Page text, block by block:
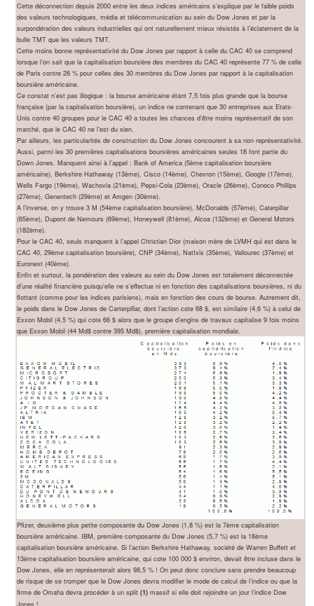
Cette déconnection depuis 2000 entre les deux indices américains s’explique par le faible poids
des valeurs technologiques, média et télécommunication au sein du Dow Jones et par la
surpondération des valeurs industrielles qui ont naturellement mieux résistés à l’éclatement de la
bulle TMT que les valeurs TMT.
Cette moins bonne représentativité du Dow Jones par rapport à celle du CAC 40 se comprend
lorsque l’on sait que la capitalisation boursière des membres du CAC 40 représente 77 % de celle
de Paris contre 26 % pour celles des 30 membres du Dow Jones par rapport à la capitalisation
boursière américaine.
Ce constat n’est pas illogique : la bourse américaine étant 7,5 fois plus grande que la bourse
française (par la capitalisation boursière), un indice ne contenant que 30 entreprises aux Etats-
Unis contre 40 groupes pour le CAC 40 a toutes les chances d’être moins représentatif de son
marché, que le CAC 40 ne l’est du sien.
Par ailleurs, les particularités de construction du Dow Jones concourent à sa non représentativité.
Aussi, parmi les 30 premières capitalisations boursières américaines seules 18 font partie du
Down Jones. Manquent ainsi à l’appel : Bank of America (5ème capitalisation boursière
américaine), Berkshire Hathaway (13ème), Cisco (14ème), Chevron (15ème), Google (17ème),
Wells Fargo (19ème), Wachovia (21ème), Pepsi-Cola (23ème), Oracle (26ème), Conoco Phillips
(27ème), Genentech (29ème) et Amgen (30ème).
A l’inverse, on y trouve 3 M (54ème capitalisation boursière), McDonalds (57ème), Caterpillar
(65ème), Dupont de Nemours (69ème), Honeywell (81ème), Alcoa (132ème) et General Motors
(182ème).
Pour le CAC 40, seuls manquent à l’appel Christian Dior (maison mère de LVMH qui est dans le
CAC 40, 29ème capitalisation boursière), CNP (34ème), NatIxis (35ème), Vallourec (37ème) et
Euronext (40ème).
Enfin et surtout, la pondération des valeurs au sein du Dow Jones est totalement déconnectée
d’une réalité financière puisqu’elle ne s’effectue ni en fonction des capitalisations boursières, ni du
flottant (comme pour les indices parisiens), mais en fonction des cours de bourse. Autrement dit,
le poids dans le Dow Jones de Carterpillar, dont l’action cote 68 $, est similaire (4,6 %) à celui de
Exxon Mobil (4,5 %) qui cote 66 $ alors que le groupe d’engins de travaux capitalise 9 fois moins
que Exxon Mobil (44 Md$ contre 395 Md$), première capitalisation mondiale.
Pfizer, deuxième plus petite composante du Dow Jones (1,8 %) est la 7ème capitalisation
boursière américaine. IBM, première composante du Dow Jones (5,7 %) est la 18ème
capitalisation boursière américaine. Si l’action Berkshire Hathaway, société de Warren Buffett et
13ème capitalisation boursière américaine, qui cote 100 000 $ environ, devait être incluse dans le
Dow Jones, elle en représenterait alors 98,5 % ! On peut donc conclure sans prendre beaucoup
de risque de se tromper que le Dow Jones devra modifier le mode de calcul de l’indice ou que la
firme de Omaha devra procéder à un split (1) massif si elle doit rejoindre un jour l’indice Dow